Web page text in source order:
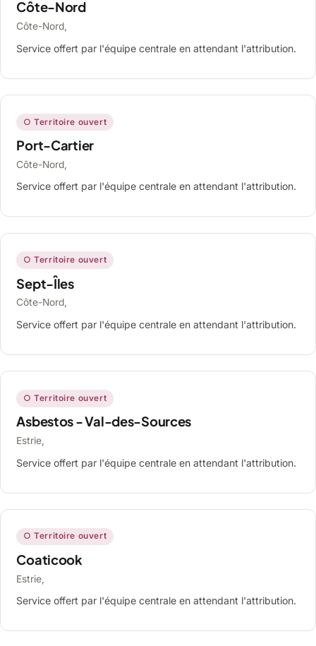
Côte-Nord
Côte-Nord,
Service offert par l'équipe centrale en attendant l'attribution.
○ Territoire ouvert
Port-Cartier
Côte-Nord,
Service offert par l'équipe centrale en attendant l'attribution.
○ Territoire ouvert
Sept-Îles
Côte-Nord,
Service offert par l'équipe centrale en attendant l'attribution.
○ Territoire ouvert
Asbestos - Val-des-Sources
Estrie,
Service offert par l'équipe centrale en attendant l'attribution.
○ Territoire ouvert
Coaticook
Estrie,
Service offert par l'équipe centrale en attendant l'attribution.